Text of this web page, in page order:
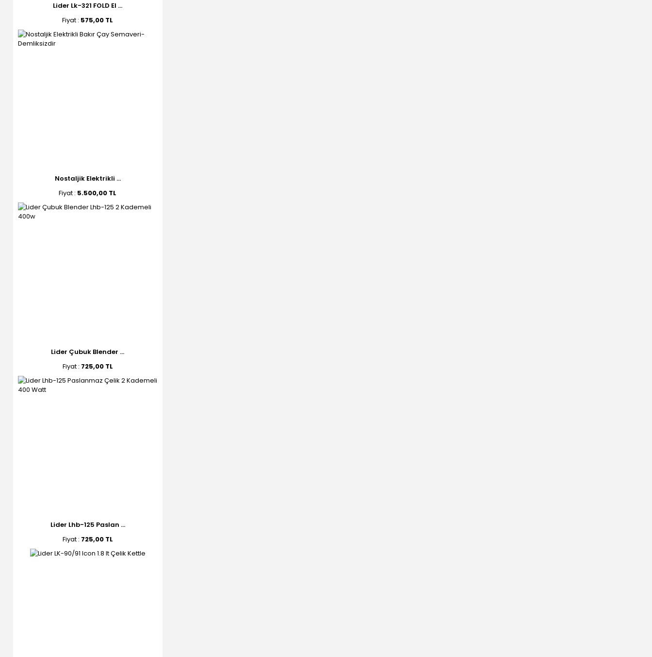
Lider Lk-321 FOLD El ...
Fiyat : 575,00 TL
Nostaljik Elektrikli ...
Fiyat : 5.500,00 TL
Lider Çubuk Blender ...
Fiyat : 725,00 TL
Lider Lhb-125 Paslan ...
Fiyat : 725,00 TL